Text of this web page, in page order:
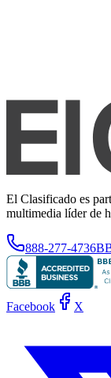
El Clasificado es
multimedia líder de
888-277-4736
Facebook X